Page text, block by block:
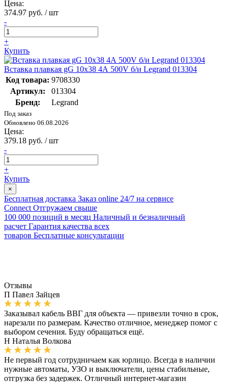
Цена:
374.97 руб. / шт
-
+
Купить
Вставка плавкая gG 10х38 4А 500V б/и Legrand 013304
Код товара: 9708330
Артикул:
013304
Бренд:
Legrand
Под заказ
Обновлено 06.08.2026
Цена:
379.18 руб. / шт
-
+
Купить
×
Бесплатная доставка Заказ online 24/7 на сервисе
Connect Отгружаем свыше
100 000 позиций в месяц Наличный и безналичный
расчет Гарантия качества всех
товаров Бесплатные консультации
Отзывы
П Павел Зайцев
Заказывал кабель ВВГ для объекта — привезли точно в срок,
нарезали по размерам. Качество отличное, менеджер помог с
выбором сечения. Буду обращаться ещё.
Н Наталья Волкова
Не первый год сотрудничаем как юрлицо. Всегда в наличии
нужные автоматы, УЗО и выключатели, цены стабильные,
отгрузка без задержек. Отличный интернет-магазин